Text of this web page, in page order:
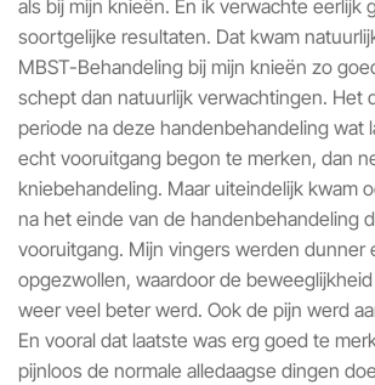
als bij mijn knieën. En ik verwachte eerlijk
soortgelijke resultaten. Dat kwam
MBST-Behandeling bij mijn knieën zo
schept dan natuurlijk verwachtingen. Het
periode na deze handenbehandeling wat
echt vooruitgang begon te merken, dan
kniebehandeling. Maar uiteindelijk kwam
na het einde van de handenbehandeling
vooruitgang. Mijn vingers werden dunner
opgezwollen, waardoor de
weer veel beter werd. Ook de pijn werd
En vooral dat laatste was erg goed te
pijnloos de normale alledaagse dingen